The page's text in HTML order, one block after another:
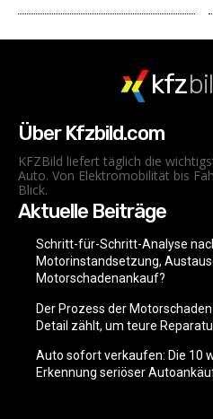
kfz
Über Kfzbild.com
KFZBild liefert täglich die
Auto. Von Elektromobilität bis
Blick.
Aktuelle Beiträge
Schritt-für-Schritt-Analyse
Motorinstandsetzung,
Motorschadenankauf?
Der Prozess der
Detail zählt, um teure
Auto sofort verkaufen: Die 10
Erkennung seriöser